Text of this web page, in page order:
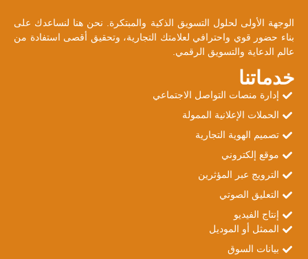
الوجهة الأولى لحلول التسويق الذكية والمبتكرة. نحن هنا لنساعدك على
بناء حضور قوي واحترافي لعلامتك التجارية، وتحقيق أقصى استفادة من
عالم الدعاية والتسويق الرقمي.
خدماتنا
إدارة منصات التواصل الاجتماعي
الحملات الإعلانية الممولة
تصميم الهوية التجارية
موقع إلكتروني
الترويج عبر المؤثرين
التعليق الصوتي
إنتاج الفيديو
الممثل أو الموديل
بيانات السوق